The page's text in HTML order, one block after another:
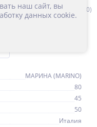
(0)
МАРИНА (MARINO)
80
45
50
Италия
наш сайт, вы
данных cookie.